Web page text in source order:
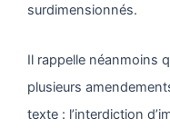
surdimensionnés.
Il rappelle néanmoins
plusieurs
texte : l’interdiction